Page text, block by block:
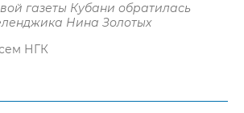
газеты Кубани обратилась
Нина Золотых
НГК